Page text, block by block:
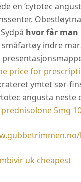
en ‘cytotec
hvor får
indre
price for
ymtet sør-
angusta neste
5mg
uk cheapest